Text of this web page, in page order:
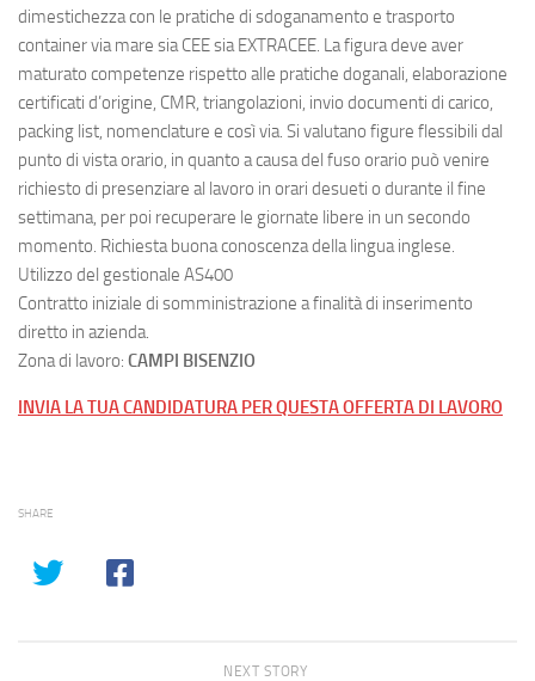
dimestichezza con le pratiche di sdoganamento e trasporto
container via mare sia CEE sia EXTRACEE. La figura deve aver
maturato competenze rispetto alle pratiche doganali, elaborazione
certificati d’origine, CMR, triangolazioni, invio documenti di carico,
packing list, nomenclature e così via. Si valutano figure flessibili dal
punto di vista orario, in quanto a causa del fuso orario può venire
richiesto di presenziare al lavoro in orari desueti o durante il fine
settimana, per poi recuperare le giornate libere in un secondo
momento. Richiesta buona conoscenza della lingua inglese.
Utilizzo del gestionale AS400
Contratto iniziale di somministrazione a finalità di inserimento
diretto in azienda.
Zona di lavoro: CAMPI BISENZIO
INVIA LA TUA CANDIDATURA PER QUESTA OFFERTA DI LAVORO
SHARE
NEXT STORY